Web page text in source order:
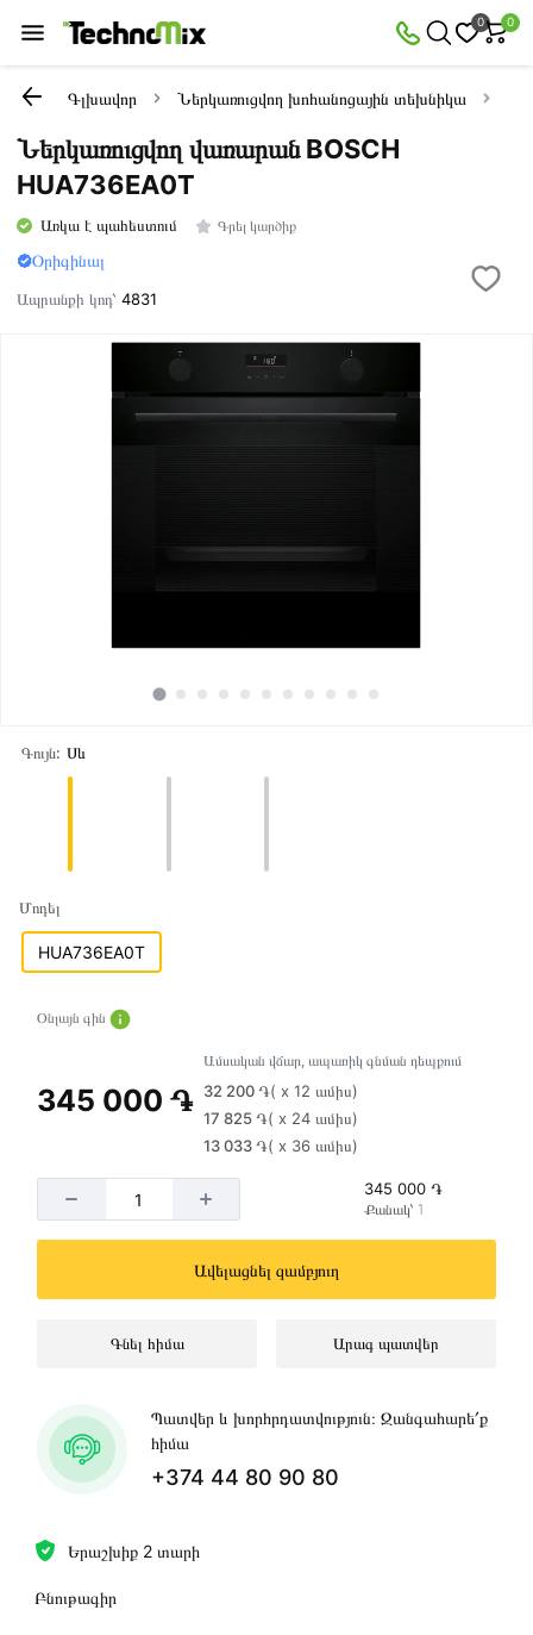
0 0
Գլխավոր Ներկառուցվող խոհանոցային տեխնիկա
Ներկառուցվող վառարան BOSCH
HUA736EA0T
Առկա է պահեստում Գրել կարծիք
Օրիգինալ
Ապրանքի կոդ՝4831
Գույն: Սև
Մոդել
HUA736EA0T
Երաշխիք 2 տարի
Բնութագիր
Օնլայն գին
345 000 ֏
Ամսական վճար, ապառիկ գնման դեպքում
32 200 ֏( x 12 ամիս)
17 825 ֏( x 24 ամիս)
13 033 ֏( x 36 ամիս)
345 000 ֏
Քանակ՝ 1
Ավելացնել զամբյուղ
Գնել հիմա Արագ պատվեր
Պատվեր և խորհրդատվություն։ Զանգահարե՛ք
հիմա
+374 44 80 90 80